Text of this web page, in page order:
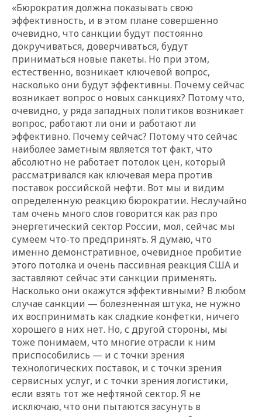
«Бюрократия должна показывать свою
эффективность, и в этом плане совершенно
очевидно, что санкции будут постоянно
докручиваться, доверчиваться, будут
приниматься новые пакеты. Но при этом,
естественно, возникает ключевой вопрос,
насколько они будут эффективны. Почему сейчас
возникает вопрос о новых санкциях? Потому что,
очевидно, у ряда западных политиков возникает
вопрос, работают ли они и работают ли
эффективно. Почему сейчас? Потому что сейчас
наиболее заметным является тот факт, что
абсолютно не работает потолок цен, который
рассматривался как ключевая мера против
поставок российской нефти. Вот мы и видим
определенную реакцию бюрократии. Неслучайно
там очень много слов говорится как раз про
энергетический сектор России, мол, сейчас мы
сумеем что-то предпринять. Я думаю, что
именно демонстративное, очевидное пробитие
этого потолка и очень пассивная реакция США и
заставляют сейчас эти санкции применять.
Насколько они окажутся эффективными? В любом
случае санкции — болезненная штука, не нужно
их воспринимать как сладкие конфетки, ничего
хорошего в них нет. Но, с другой стороны, мы
тоже понимаем, что многие отрасли к ним
приспособились — и с точки зрения
технологических поставок, и с точки зрения
сервисных услуг, и с точки зрения логистики,
если взять тот же нефтяной сектор. Я не
исключаю, что они пытаются засунуть в